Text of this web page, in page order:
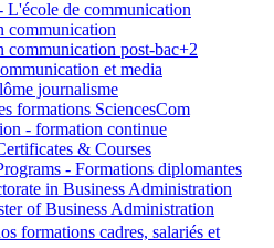
L'école de communication
communication
communication post-bac+2
et media
journalisme
formations SciencesCom
- formation continue
& Courses
- Formations diplomantes
in Business Administration
of Business Administration
formations cadres, salariés et